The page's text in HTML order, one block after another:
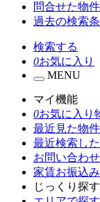
問合せた物件
過去の検索
検索する
0お気に入り
MENU
マイ機能
0お気に入り
最近見た物件
最近検索し
お問い合わ
家賃お振込
じっくり探す